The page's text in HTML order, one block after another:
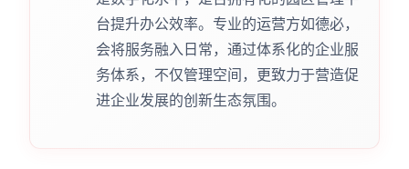
台提升办公效率。专业的运营方如德必，
会将服务融入日常，通过体系化的企业服
务体系，不仅管理空间，更致力于营造促
进企业发展的创新生态氛围。